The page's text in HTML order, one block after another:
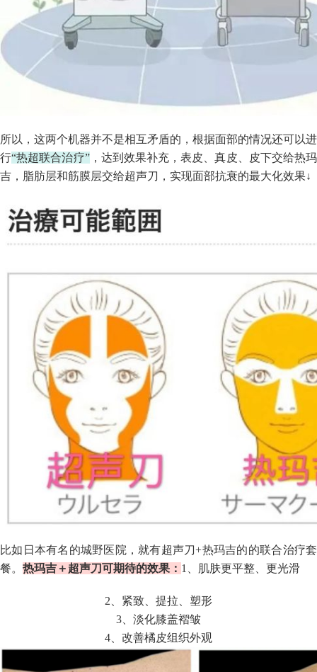
所以，这两个机器并不是相互矛盾的，根据面部的情况还可以进
行“热超联合治疗”，达到效果补充，表皮、真皮、皮下交给热玛
吉，脂肪层和筋膜层交给超声刀，实现面部抗衰的最大化效果↓
比如日本有名的城野医院，就有超声刀+热玛吉的的联合治疗套
餐。 热玛吉＋超声刀可期待的效果： 1、肌肤更平整、 更光滑
2、紧致、提拉、塑形
3、淡化膝盖褶皱
4、改善橘皮组织外观